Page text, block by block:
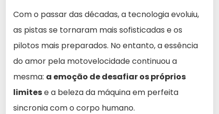
Com o passar das décadas, a tecnologia evoluiu,
as pistas se tornaram mais sofisticadas e os
pilotos mais preparados. No entanto, a essência
do amor pela motovelocidade continuou a
mesma: a emoção de desafiar os próprios
limitese a beleza da máquina em perfeita
sincronia com o corpo humano.